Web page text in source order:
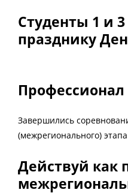
Студенты 1 и
празднику
Завершились
(межрегионального)
Действуй как